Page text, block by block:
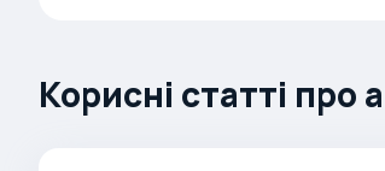
Bronto
Корисні статті про